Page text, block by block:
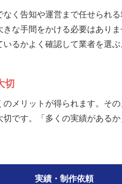
く告知や運営まで任せられ
な手間をかける必要はあり
るかよく確認して業者を選ぶ
切
メリットが得られます。そ
です。「多くの実績がある
実績・制作依頼